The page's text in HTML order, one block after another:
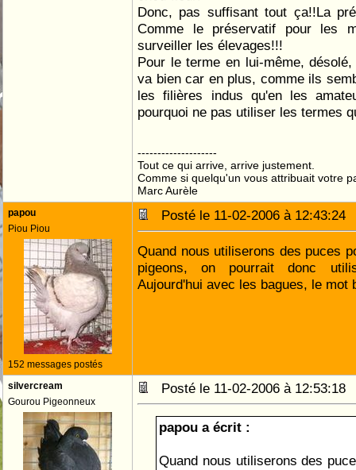
Donc, pas suffisant tout ça!!La
Comme le préservatif pour les
surveiller les élevages!!!
Pour le terme en lui-même,
va bien car en plus, comme ils
les filières indus qu'en les
pourquoi ne pas utiliser les termes
--------------------
Tout ce qui arrive, arrive justement.
Comme si quelqu'un vous attribuait votre
Marc Aurèle
papou
Piou Piou
152 messages postés
Posté le 11-02-2006 à
Quand nous utiliserons des puces
pigeons, on pourrait donc
Aujourd'hui avec les bagues, le mot
silvercream
Gourou Pigeonneux
Posté le 11-02-2006 à
papou a écrit :
Quand nous utiliserons des